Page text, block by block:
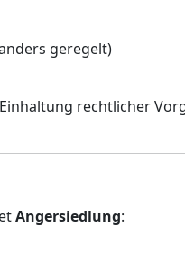
geregelt)
rechtlicher
Angersiedlung: